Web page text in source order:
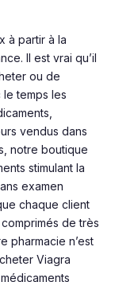
à partir à la
Il est vrai qu’il
ou de
temps les
vendus dans
notre boutique
stimulant la
examen
chaque client
de très
pharmacie n’est
Viagra